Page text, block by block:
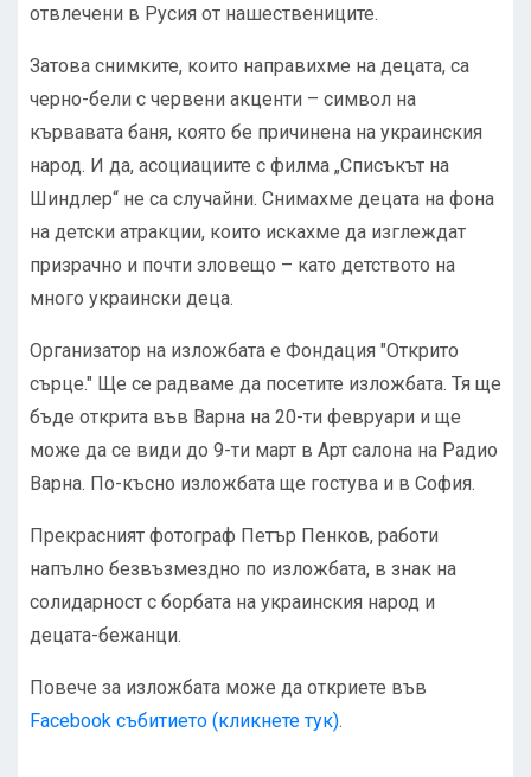
отвлечени в Русия от нашествениците.
Затова снимките, които направихме на децата, са
черно-бели с червени акценти – символ на
кървавата баня, която бе причинена на украинския
народ. И да, асоциациите с филма „Списъкът на
Шиндлер“ не са случайни. Снимахме децата на фона
на детски атракции, които искахме да изглеждат
призрачно и почти зловещо – като детството на
много украински деца.
Организатор на изложбата е Фондация "Открито
сърце." Ще се радваме да посетите изложбата. Тя ще
бъде открита във Варна на 20-ти февруари и ще
може да се види до 9-ти март в Арт салона на Радио
Варна. По-късно изложбата ще гостува и в София.
Прекрасният фотограф Петър Пенков, работи
напълно безвъзмездно по изложбата, в знак на
солидарност с борбата на украинския народ и
децата-бежанци.
Повече за изложбата може да откриете във
Facebook събитието (кликнете тук).